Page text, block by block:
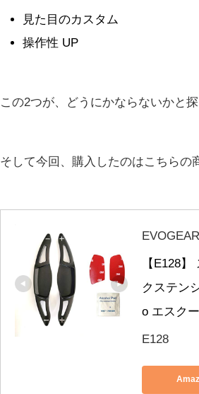
見た目のカスタム
操作性 UP
この2つが、どうにかならないかと探
そして今回、購入したのはこちらの
EVOGEAR
【E128
クステン
o エスク
E128